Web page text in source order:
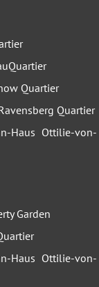
Quartier
Quartier
Ottilie-von-
Garden
Ottilie-von-